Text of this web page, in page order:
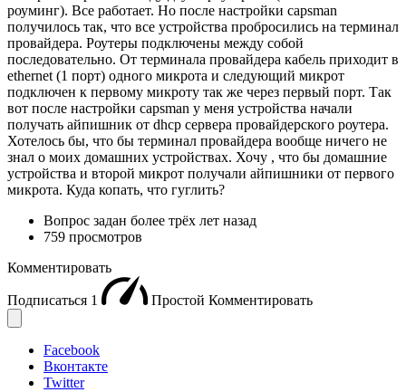
роуминг). Все работает. Но после настройки capsman
получилось так, что все устройства пробросились на терминал
провайдера. Роутеры подключены между собой
последовательно. От терминала провайдера кабель приходит в
ethernet (1 порт) одного микрота и следующий микрот
подключен к первому микроту так же через первый порт. Так
вот после настройки capsman у меня устройства начали
получать айпишник от dhcp сервера провайдерского роутера.
Хотелось бы, что бы терминал провайдера вообще ничего не
знал о моих домашних устройствах. Хочу , что бы домашние
устройства и второй микрот получали айпишники от первого
микрота. Куда копать, что гуглить?
Вопрос задан более трёх лет назад
759 просмотров
Комментировать
Подписаться 1 Простой Комментировать
Facebook
Вконтакте
Twitter